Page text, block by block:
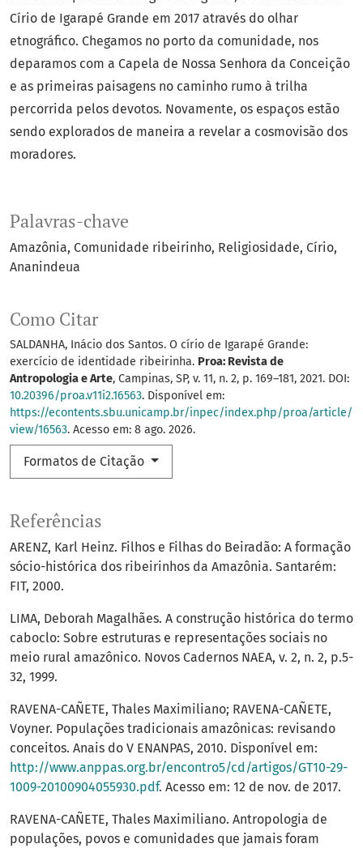
Palavras-chave
Amazônia Comunidade ribeirinho Religiosidade Círio
Ananindeua
Como Citar
SALDANHA, Inácio dos Santos. O círio de Igarapé Grande:
exercício de identidade ribeirinha. Proa: Revista de
Antropologia e Arte, Campinas, SP, v. 11, n. 2, p. 169–181, 2021. DOI:
10.20396/proa.v11i2.16563. Disponível em:
https://econtents.sbu.unicamp.br/inpec/index.php/proa/article/
view/16563. Acesso em: 8 ago. 2026.
Formatos de Citação
Círio de Igarapé Grande em 2017 através do olhar
etnográfico. Chegamos no porto da comunidade, nos
deparamos com a Capela de Nossa Senhora da Conceição
e as primeiras paisagens no caminho rumo à trilha
percorrida pelos devotos. Novamente, os espaços estão
sendo explorados de maneira a revelar a cosmovisão dos
moradores.
Referências
ARENZ, Karl Heinz. Filhos e Filhas do Beiradão: A formação
sócio-histórica dos ribeirinhos da Amazônia. Santarém:
FIT, 2000.
LIMA, Deborah Magalhães. A construção histórica do termo
caboclo: Sobre estruturas e representações sociais no
meio rural amazônico. Novos Cadernos NAEA, v. 2, n. 2, p.5-
32, 1999.
RAVENA-CAÑETE, Thales Maximiliano; RAVENA-CAÑETE,
Voyner. Populações tradicionais amazônicas: revisando
conceitos. Anais do V ENANPAS, 2010. Disponível em:
http://www.anppas.org.br/encontro5/cd/artigos/GT10-29-
1009-20100904055930.pdf. Acesso em: 12 de nov. de 2017.
RAVENA-CAÑETE, Thales Maximiliano. Antropologia de
populações, povos e comunidades que jamais foram